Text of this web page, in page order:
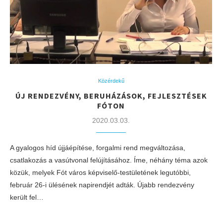
Közérdekű
ÚJ RENDEZVÉNY, BERUHÁZÁSOK, FEJLESZTÉSEK
FÓTON
2020.03.03.
A gyalogos híd újjáépítése, forgalmi rend megváltozása,
csatlakozás a vasútvonal felújításához. Íme, néhány téma azok
közük, melyek Fót város képviselő-testületének legutóbbi,
február 26-i ülésének napirendjét adták. Újabb rendezvény
került fel…